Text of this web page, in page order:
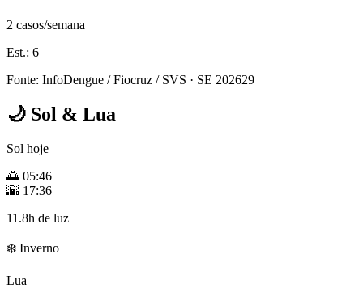
2 casos/semana
Est.: 6
Fonte: InfoDengue / Fiocruz / SVS · SE 202629
🌙 Sol & Lua
Sol hoje
🌅 05:46
🌇 17:36
11.8h de luz
❄️ Inverno
Lua